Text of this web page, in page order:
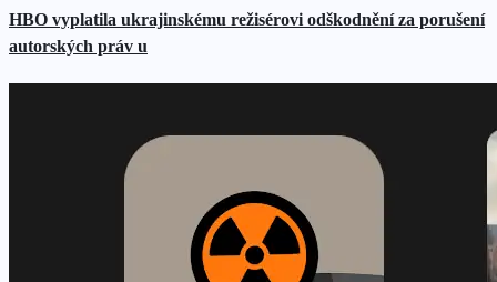
HBO vyplatila ukrajinskému režisérovi odškodnění za porušení
autorských práv u